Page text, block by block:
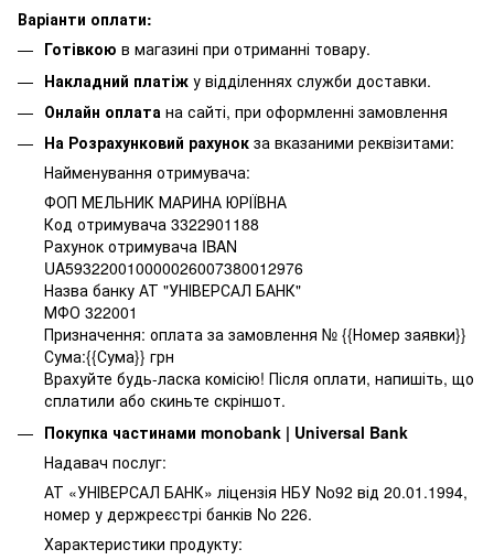
Варіанти оплати:
Готівкою в магазині при отриманні товару.
Накладний платіж у відділеннях служби доставки.
Онлайн оплата на сайті, при оформленні замовлення
На Розрахунковий рахунок за вказаними реквізитами:
Найменування отримувача:
ФОП МЕЛЬНИК МАРИНА ЮРІЇВНА
Код отримувача 3322901188
Рахунок отримувача IBAN
UA593220010000026007380012976
Назва банку АТ "УНІВЕРСАЛ БАНК"
МФО 322001
Призначення: оплата за замовлення № {{Номер заявки}}
Сума:{{Сума}} грн
Врахуйте будь-ласка комісію! Після оплати, напишіть, що
сплатили або скиньте скріншот.
Покупка частинами monobank | Universal Bank
Надавач послуг:
АТ «УНІВЕРСАЛ БАНК» ліцензія НБУ No92 від 20.01.1994,
номер у держреєстрі банків No 226.
Характеристики продукту: